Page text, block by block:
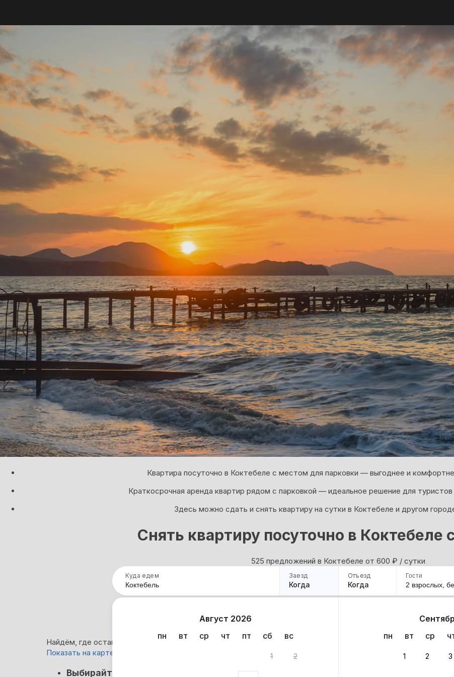
Квартира посуточно в Коктебеле с местом для парковки — выгоднее и
Краткосрочная аренда квартир рядом с парковкой — идеальное решение для
Здесь можно сдать и снять квартиру на сутки в Коктебеле и другом
Снять квартиру посуточно в Коктебеле
525 предложений в Коктебеле oт 600 ₽ / сутки
Куда едем Заезд
Когда
Отъезд
Когда
Август 2026
пн
вт ср чт пт сб вс
1 2
пн
вт ср
1 2 3
Гости
2 взрослых,
Найдём, где остановиться в Коктебеле: 525 вариантов
Показать на карте
Выбирайте лучшее